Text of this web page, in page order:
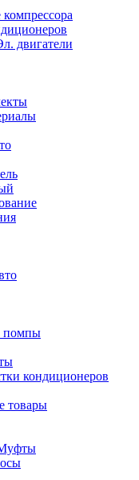
двигатели
помпы
кондиционеров
товары